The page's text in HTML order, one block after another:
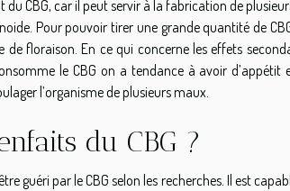
CBG, car il peut servir à la fabrication de
Pour pouvoir tirer une grande quantité de
floraison. En ce qui concerne les effets
le CBG on a tendance à avoir
l’organisme de plusieurs maux.
du CBG ?
guéri par le CBG selon les recherches. Il est